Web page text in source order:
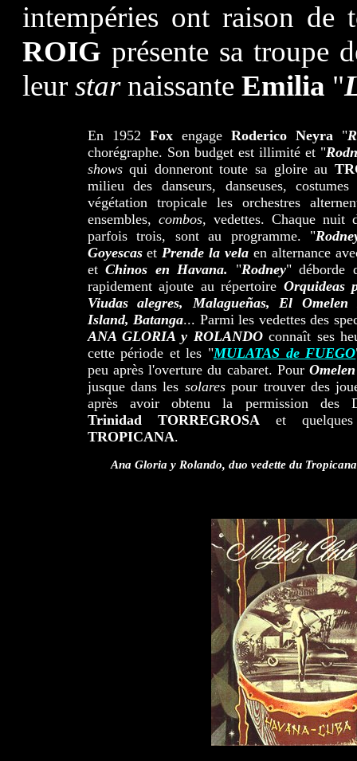
intempéries ont raison de
ROIG présente sa troupe
leur starnaissante Emilia "
En 1952 FoxengageRoderico Neyra "
chorégraphe. Son budget est illimité et "
showsqui donneront toute sa gloire au
milieu des danseurs, danseuses,
végétation tropicale les orchestres
ensembles, combos, vedettes. Chaque nuit
parfois trois, sont au programme. "
GoyescasetPrende la vela en alternance
etChinos en Havana. "Rodney" déborde
rapidement ajoute au répertoire Orquideas
Viudas alegres, Malagueñas, El Omelen
Island, Batanga... Parmi les vedettes des
ANA GLORIA y ROLANDOconnaît ses
cette période et les "MULATAS de FUEGO
peu après l'overture du cabaret. Pour
jusque dans les solarespour trouver des
après avoir obtenu la permission des
Trinidad
TORREGROSAet quelques
TROPICANA.
Ana Gloria y Rolando, duo vedette du